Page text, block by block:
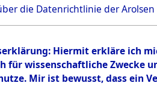
0002
die Datenrichtlinie der Arolsen
Hiermit erkläre ich
für wissenschaftliche Zwecke
Mir ist bewusst, dass ein